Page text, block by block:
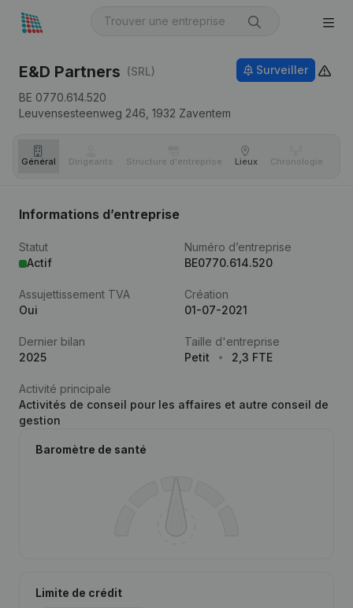
E&D Partners (SRL)
BE 0770.614.520
Leuvensesteenweg 246, 1932 Zaventem
Surveiller
Général Dirigeants Structure d'entreprise Lieux Chronologie
Informations d’entreprise
Statut
Actif
Numéro d’entreprise
BE0770.614.520
Assujettissement TVA
Oui
Création
01-07-2021
Dernier bilan
2025
Taille d'entreprise
Petit
2,3 FTE
Activité principale
Activités de conseil pour les affaires et autre conseil de
gestion
Baromètre de santé
Limite de crédit